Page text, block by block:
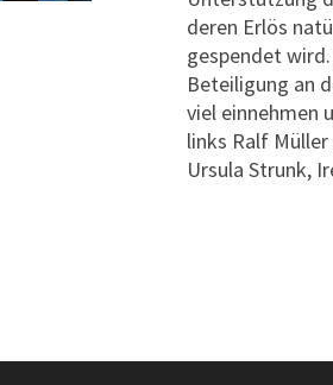
deren Erlös
gespendet
Beteiligung an
viel einnehmen
links Ralf
Ursula Strunk,